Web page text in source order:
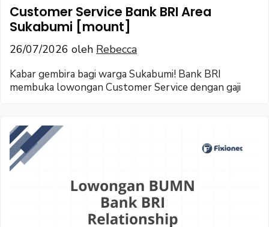
Customer Service Bank BRI Area
Sukabumi [mount]
26/07/2026 oleh Rebecca
Kabar gembira bagi warga Sukabumi! Bank BRI
membuka lowongan Customer Service dengan gaji